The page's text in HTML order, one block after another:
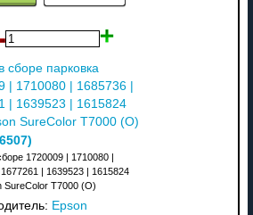
сборе парковка
| 1710080 | 1685736 |
| 1639523 | 1615824
SureColor T7000 (O)
)
1720009 | 1710080 |
| 1639523 | 1615824
SureColor T7000 (O)
Epson